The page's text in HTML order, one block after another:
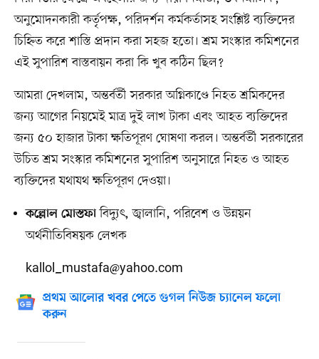
অনুমোদনকারী কর্তৃপক্ষ, পরিদর্শন কর্মকর্তাসহ সংশ্লিষ্ট ব্যক্তিদের
চিহ্নিত করে শাস্তি প্রদান করা সহজ হতো। শ্রম সংস্কার কমিশনের
এই সুপারিশ বাস্তবায়ন করা কি খুব কঠিন ছিল?
আমরা দেখলাম, অন্তর্বর্তী সরকার অগ্নিকাণ্ডে নিহত শ্রমিকদের
জন্য আগের নিয়মেই মাত্র দুই লাখ টাকা এবং আহত ব্যক্তিদের
জন্য ৫০ হাজার টাকা ক্ষতিপূরণ ঘোষণা করল। অন্তর্বর্তী সরকারের
উচিত শ্রম সংস্কার কমিশনের সুপারিশ অনুসারে নিহত ও আহত
ব্যক্তিদের যথাযথ ক্ষতিপূরণ দেওয়া।
কল্লোল মোস্তফাবিদ্যুৎ, জ্বালানি, পরিবেশ ও উন্নয়ন
অর্থনীতিবিষয়ক লেখক
kallol_mustafa@yahoo.com
প্রথম আলোর খবর পেতে গুগল নিউজ চ্যানেল ফলো
করুন